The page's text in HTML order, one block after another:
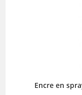
Encre en